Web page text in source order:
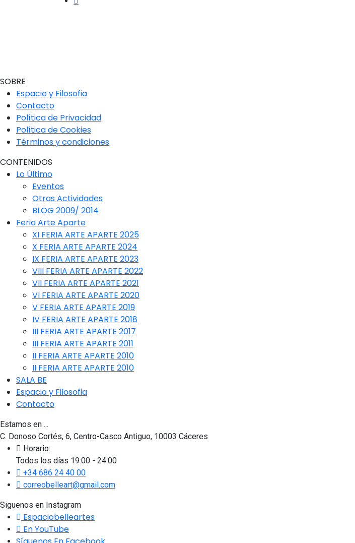
SOBRE
Espacio y Filosofia
Contacto
Política de Privacidad
Política de Cookies
Términos y condiciones
CONTENIDOS
Lo Último
Eventos
Otras Actividades
BLOG 2009/ 2014
Feria Arte Aparte
XI FERIA ARTE APARTE 2025
X FERIA ARTE APARTE 2024
IX FERIA ARTE APARTE 2023
VIII FERIA ARTE APARTE 2022
VII FERIA ARTE APARTE 2021
VI FERIA ARTE APARTE 2020
V FERIA ARTE APARTE 2019
IV FERIA ARTE APARTE 2018
III FERIA ARTE APARTE 2017
III FERIA ARTE APARTE 2011
II FERIA ARTE APARTE 2010
II FERIA ARTE APARTE 2010
SALA BE
Espacio y Filosofia
Contacto
Estamos en ...
C. Donoso Cortés, 6, Centro-Casco Antiguo, 10003 Cáceres
Horario:
Todos los días 19:00 - 24:00
+34 686 24 40 00
correobelleart@gmail.com
Siguenos en Instagram
Espaciobelleartes
En YouTube